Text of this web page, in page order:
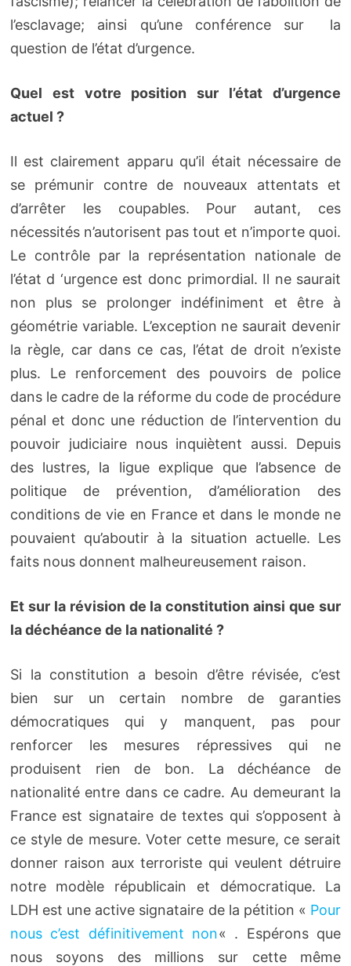
l’esclavage; ainsi qu’une conférence sur la
question de l’état d’urgence.
Quel est votre position sur l’état d’urgence
actuel ?
Il est clairement apparu qu’il était nécessaire de
se prémunir contre de nouveaux attentats et
d’arrêter les coupables. Pour autant, ces
nécessités n’autorisent pas tout et n’importe quoi.
Le contrôle par la représentation nationale de
l’état d ‘urgence est donc primordial. Il ne saurait
non plus se prolonger indéfiniment et être à
géométrie variable. L’exception ne saurait devenir
la règle, car dans ce cas, l’état de droit n’existe
plus. Le renforcement des pouvoirs de police
dans le cadre de la réforme du code de procédure
pénal et donc une réduction de l’intervention du
pouvoir judiciaire nous inquiètent aussi. Depuis
des lustres, la ligue explique que l’absence de
politique de prévention, d’amélioration des
conditions de vie en France et dans le monde ne
pouvaient qu’aboutir à la situation actuelle. Les
faits nous donnent malheureusement raison.
Et sur la révision de la constitution ainsi que sur
la déchéance de la nationalité ?
Si la constitution a besoin d’être révisée, c’est
bien sur un certain nombre de garanties
démocratiques qui y manquent, pas pour
renforcer les mesures répressives qui ne
produisent rien de bon. La déchéance de
nationalité entre dans ce cadre. Au demeurant la
France est signataire de textes qui s’opposent à
ce style de mesure. Voter cette mesure, ce serait
donner raison aux terroriste qui veulent détruire
notre modèle républicain et démocratique. La
LDH est une active signataire de la pétition « Pour
nous c’est définitivement non« . Espérons que
nous soyons des millions sur cette même